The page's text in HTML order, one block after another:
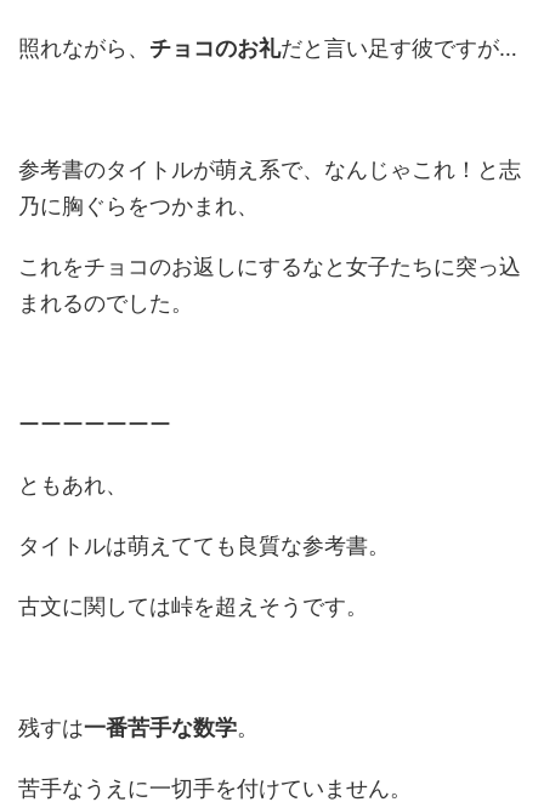
照れながら、 チョコのお礼だと言い足す彼ですが…
参考書のタイトルが萌え系で、なんじゃこれ！と志
乃に胸ぐらをつかまれ、
これをチョコのお返しにするなと女子たちに突っ込
まれるのでした。
ーーーーーーー
ともあれ、
タイトルは萌えてても良質な参考書。
古文に関しては峠を超えそうです。
残すは一番苦手な数学。
苦手なうえに一切手を付けていません。